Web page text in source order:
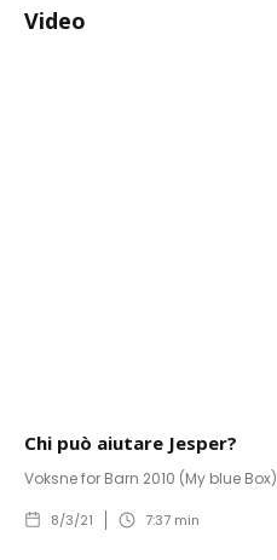
Video
Chi può aiutare Jesper?
Voksne for Barn 2010 (My blue Box)
8/3/21 7:37 min